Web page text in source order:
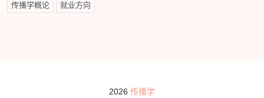
传播学概论 就业方向
2026 传播学